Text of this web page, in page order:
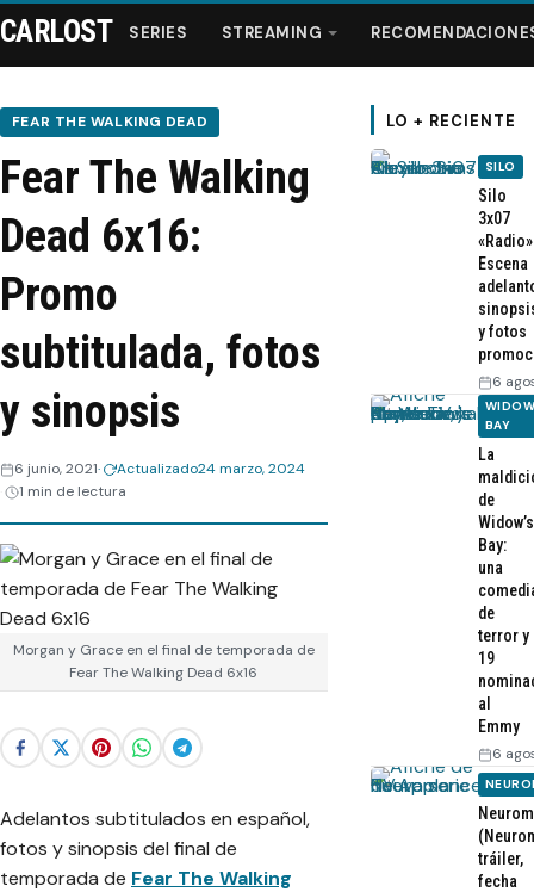
Series
Streaming
Recomendaciones
Webisodios
CARLOST SERIES STREAMING
FEAR THE WALKING DEAD
Fear The Walking
Dead 6x16:
Promo
subtitulada, fotos
y sinopsis
6 junio, 2021 Actualizado24 marzo, 2024
1 min de lectura
Morgan y Grace en el final de temporada de
Fear The Walking Dead 6x16
Adelantos subtitulados en español,
fotos y sinopsis del final de
temporada de Fear The Walking
LO + RECIENTE
SILO
Silo
3x07
Escena
y fotos
6
BAY
La
de
Widow’s
Bay:
una
de
terror y
19
al
Emmy
6
tráiler,
fecha